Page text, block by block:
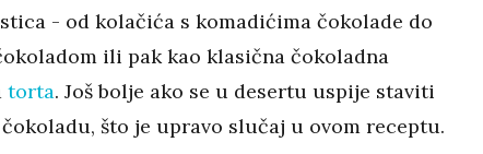
- od kolačića s komadićima čokolade do
ili pak kao klasična čokoladna
torta. Još bolje ako se u desertu uspije staviti
što je upravo slučaj u ovom receptu.